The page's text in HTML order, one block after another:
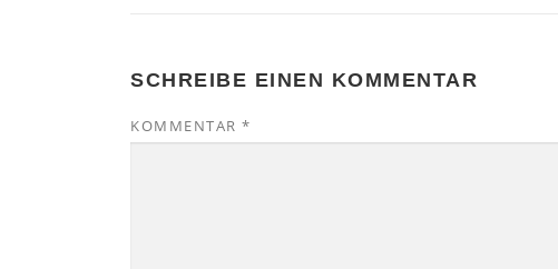
SCHREIBE EINEN KOMMENTAR
KOMMENTAR *